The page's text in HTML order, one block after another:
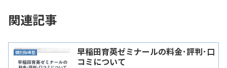
関連記事
個別指導塾
早稲田育英ゼミナールの料金･評判･口
コミについて